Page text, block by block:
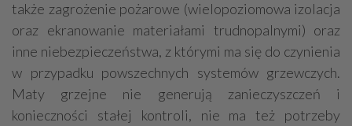
także zagrożenie pożarowe (wielopoziomowa izolacja
oraz ekranowanie materiałami trudnopalnymi) oraz
inne niebezpieczeństwa, z którymi ma się do czynienia
w przypadku powszechnych systemów grzewczych.
Maty grzejne nie generują zanieczyszczeń i
konieczności stałej kontroli, nie ma też potrzeby